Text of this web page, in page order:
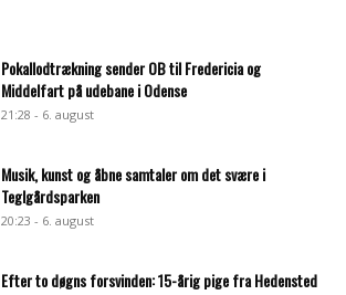
Pokallodtrækning sender OB til Fredericia og
Middelfart på udebane i Odense
21:28 - 6. august
Musik, kunst og åbne samtaler om det svære i
Teglgårdsparken
20:23 - 6. august
Efter to døgns forsvinden: 15-årig pige fra Hedensted